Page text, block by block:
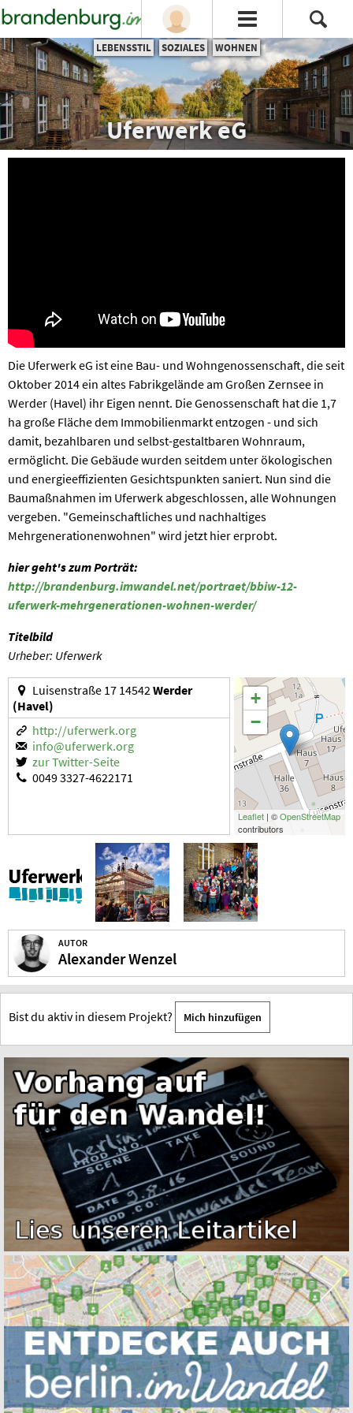
LEBENSSTIL SOZIALES WOHNEN
Uferwerk eG
Die Uferwerk eG ist eine Bau- und Wohngenossenschaft, die seit
Oktober 2014 ein altes Fabrikgelände am Großen Zernsee in
Werder (Havel) ihr Eigen nennt. Die Genossenschaft hat die 1,7
ha große Fläche dem Immobilienmarkt entzogen - und sich
damit, bezahlbaren und selbst-gestaltbaren Wohnraum,
ermöglicht. Die Gebäude wurden seitdem unter ökologischen
und energieeffizienten Gesichtspunkten saniert. Nun sind die
Baumaßnahmen im Uferwerk abgeschlossen, alle Wohnungen
vergeben. "Gemeinschaftliches und nachhaltiges
Mehrgenerationenwohnen" wird jetzt hier erprobt.
hier geht's zum Porträt:
http://brandenburg.imwandel.net/portraet/bbiw-12-
uferwerk-mehrgenerationen-wohnen-werder/
Titelbild
Urheber: Uferwerk
+
−
Leaflet| ©OpenStreetMap
contributors
Luisenstraße 17 14542Werder
(Havel)
http://uferwerk.org
info@uferwerk.org
zur Twitter-Seite
0049 3327-4622171
AUTOR
Alexander Wenzel
Bist du aktiv in diesem Projekt? Mich hinzufügen